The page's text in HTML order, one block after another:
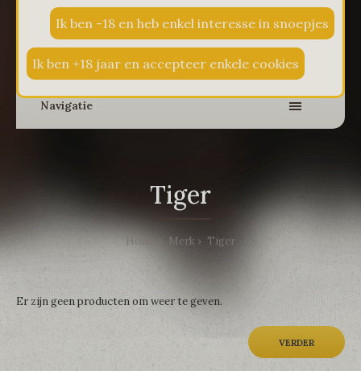
0 € 0,00
Navigatie
Tiger
Home Merk Tiger
Er zijn geen producten om weer te geven.
VERDER